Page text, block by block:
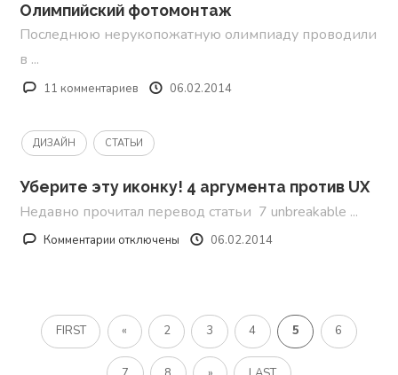
лица
или
экрана
Олимпийский фотомонтаж
Последнюю нерукопожатную олимпиаду проводили
в ...
11 комментариев 06.02.2014
ДИЗАЙН СТАТЬИ
Уберите эту иконку! 4 аргумента против UX
Недавно прочитал перевод статьи 7 unbreakable ...
Комментариик
иконку!
аргумента
отключены 06.02.2014
FIRST « 2 3 4 5 6